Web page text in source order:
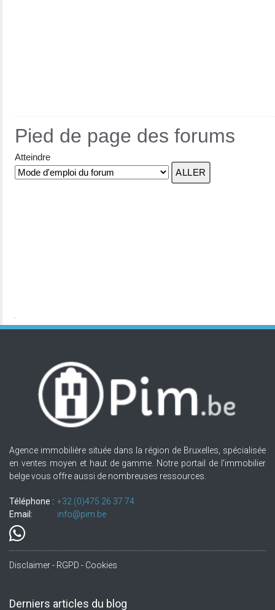
Pied de page des forums
Atteindre
Agence immobilière située dans la région de Bruxelles, spécialisée
en ventes moyen et haut de gamme. Notre portail de l'immobilier
belge vous offre aussi de nombreuses ressources.
Téléphone : +32.(0)475 26 37 74
Email:
info@pim.be
Disclaimer - RGPD - Cookies
Derniers articles du blog